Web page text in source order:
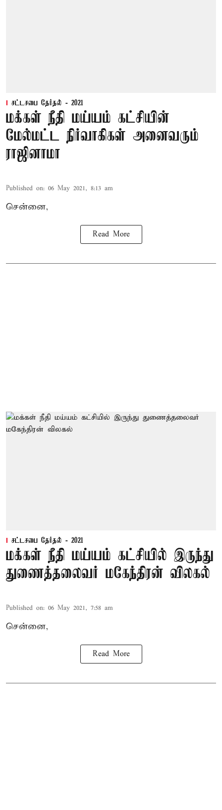
சட்டசபை தேர்தல் - 2021
மக்கள் நீதி மய்யம் கட்சியின்
மேல்மட்ட நிர்வாகிகள் அனைவரும்
ராஜினாமா
Published on: 06 May 2021, 8:13 am
சென்னை,
Read More
சட்டசபை தேர்தல் - 2021
மக்கள் நீதி மய்யம் கட்சியில் இருந்து
துணைத்தலைவர் மகேந்திரன் விலகல்
Published on: 06 May 2021, 7:58 am
சென்னை,
Read More